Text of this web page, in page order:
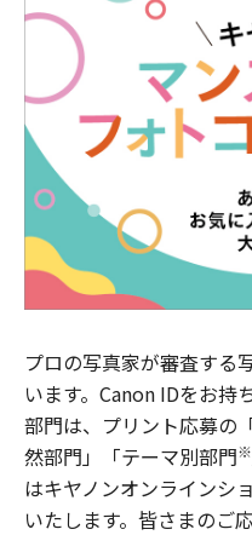
プロの写真家が審査する
います。Canon IDをお持
部門は、プリント応募の
然部門」「テーマ別部門※
はキヤノンオンラインシ
いたします。皆さまのご